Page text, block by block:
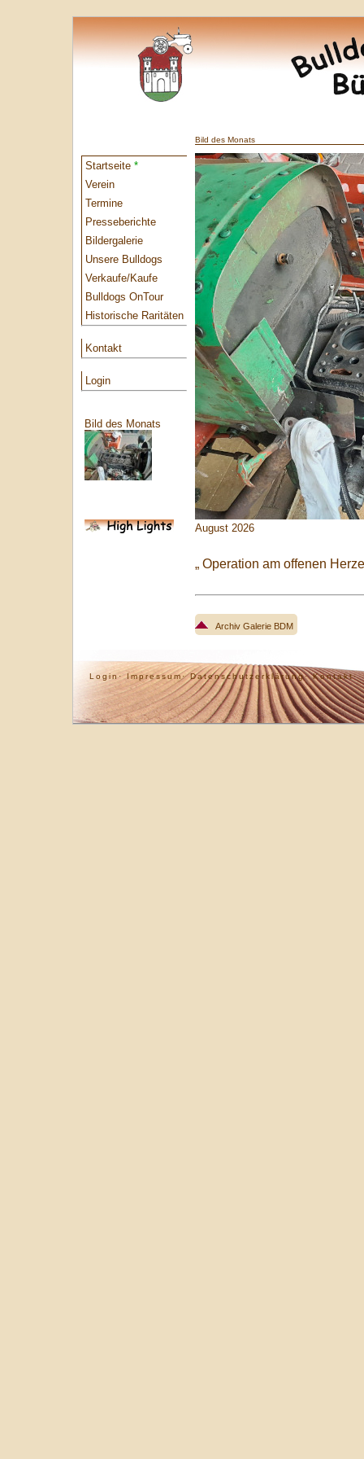
Startseite *
Verein
Termine
Presseberichte
Bildergalerie
Unsere Bulldogs
Verkaufe/Kaufe
Bulldogs OnTour
Historische Raritäten
Kontakt
Login
Bild des Monats
Bild des Monats
August 2026
„ Operation am offenen
Archiv Galerie BDM
Login· Impressum· Datenschutzerklärung· Kontakt·